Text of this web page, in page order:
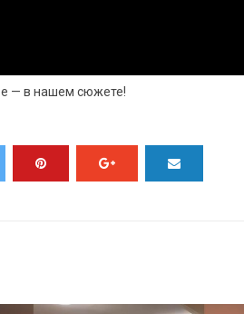
— в нашем сюжете!